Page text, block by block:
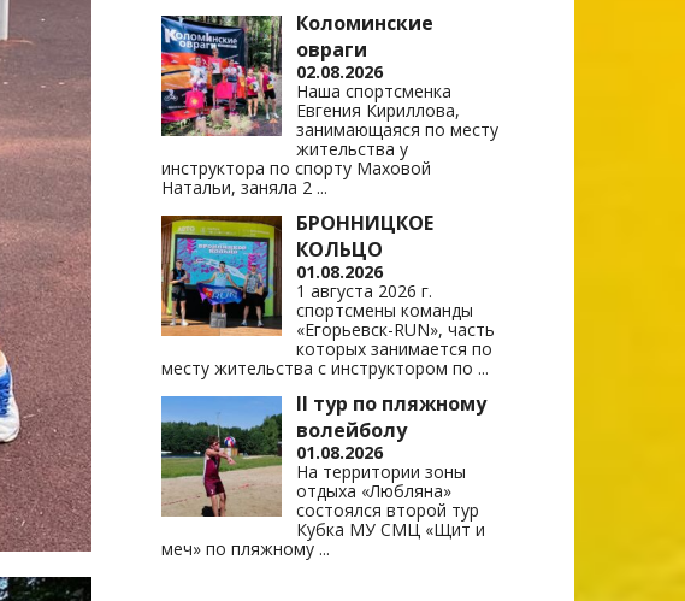
Коломинские
овраги
02.08.2026
Наша спортсменка
Евгения Кириллова,
занимающаяся по месту
жительства у
инструктора по спорту Маховой
Натальи, заняла 2 ...
БРОННИЦКОЕ
КОЛЬЦО
01.08.2026
1 августа 2026 г.
спортсмены команды
«Егорьевск-RUN», часть
которых занимается по
месту жительства с инструктором по ...
II тур по пляжному
волейболу
01.08.2026
На территории зоны
отдыха «Любляна»
состоялся второй тур
Кубка МУ СМЦ «Щит и
меч» по пляжному ...